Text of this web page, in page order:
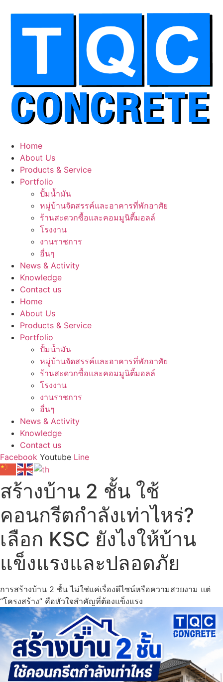
content
Home
About Us
Products & Service
Portfolio
ปั้มน้ำมัน
หมู่บ้านจัดสรรค์และอาคารที่พักอาศัย
ร้านสะดวกซื้อและคอมมูนิตี้มอลล์
โรงงาน
งานราชการ
อื่นๆ
News & Activity
Knowledge
Contact us
Home
About Us
Products & Service
Portfolio
ปั้มน้ำมัน
หมู่บ้านจัดสรรค์และอาคารที่พักอาศัย
ร้านสะดวกซื้อและคอมมูนิตี้มอลล์
โรงงาน
งานราชการ
อื่นๆ
News & Activity
Knowledge
Contact us
Facebook Youtube Line
สร้างบ้าน 2 ชั้น ใช้
คอนกรีตกำลังเท่าไหร่?
เลือก KSC ยังไงให้บ้าน
แข็งแรงและปลอดภัย
การสร้างบ้าน 2 ชั้น ไม่ใช่แค่เรื่องดีไซน์หรือความสวยงาม แต่
“โครงสร้าง” คือหัวใจสำคัญที่ต้องแข็งแรง